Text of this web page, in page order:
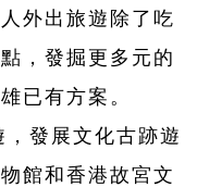
外出旅遊除了吃
，發掘更多元的
已有方案。
發展文化古跡遊
館和香港故宮文